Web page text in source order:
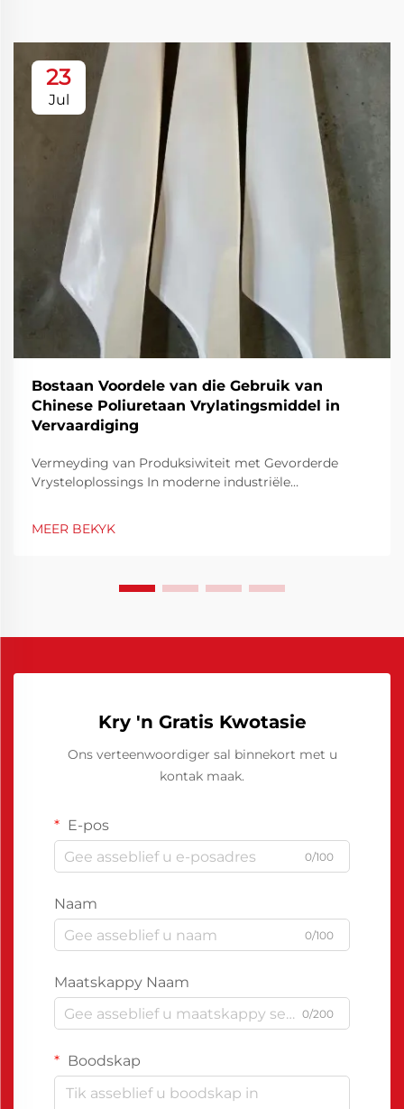
23
Jul
Bostaan Voordele van die Gebruik van
Chinese Poliuretaan Vrylatingsmiddel in
Vervaardiging
Vermeyding van Produksiwiteit met Gevorderde
Vrysteloplossings In moderne industriële
essensiële gereedskap wat bydra tot produksie-
MEER BEKYK
Kry 'n Gratis Kwotasie
Ons verteenwoordiger sal binnekort met u
kontak maak.
E-pos
0/100
Naam
0/100
Maatskappy Naam
0/200
Boodskap